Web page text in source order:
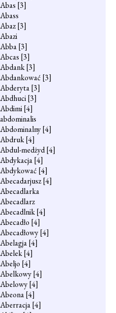
Abas [3]
Abass
Abaz[3]
Abazi
Abba[3]
Abcas [3]
Abdank[3]
Abdankować [3]
Abderyta[3]
Abdhuci[3]
Abdimi[4]
abdominalis
Abdominalny[4]
Abdruk[4]
Abdul-medżyd[4]
Abdykacja[4]
Abdykować [4]
Abecadarjusz[4]
Abecadlarka
Abecadlarz
Abecadlnik[4]
Abecadło [4]
Abecadłowy[4]
Abelagja[4]
Abelek[4]
Abeljo [4]
Abelkowy[4]
Abelowy[4]
Abeona[4]
Aberracja[4]